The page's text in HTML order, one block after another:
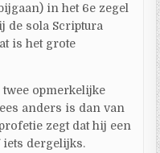
in het 6e zegel
de sola Scriptura
is het grote
opmerkelijke
anders is dan van
zegt dat hij een
dergelijks.